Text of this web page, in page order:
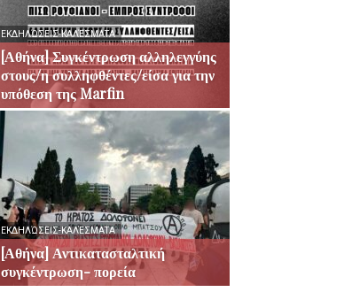
ΕΚΔΗΛΏΣΕΙΣ-ΚΑΛΈΣΜΑΤΑ
[Αθήνα] Συγκέντρωση αλληλεγγύης
στους/η συλληφθέντες/είσα για την
υπόθεση της Marfin
ΕΚΔΗΛΏΣΕΙΣ-ΚΑΛΈΣΜΑΤΑ
[Αθήνα] Αντικατασταλτική
συγκέντρωση- πορεία